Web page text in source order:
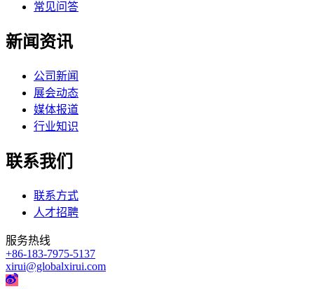
常见问答
新闻资讯
公司新闻
展会动态
媒体报道
行业知识
联系我们
联系方式
人才招聘
服务热线
+86-183-7975-5137
xirui@globalxirui.com